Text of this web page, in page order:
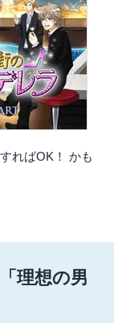
ればOK！ かも
理想の男